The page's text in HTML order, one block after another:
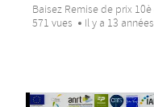
Baisez Remise de prix
571 vues
Il y a 13 années